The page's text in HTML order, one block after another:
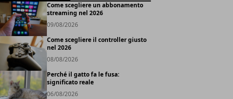
Come scegliere un abbonamento
streaming nel 2026
09/08/2026
Come scegliere il controller giusto
nel 2026
08/08/2026
Perché il gatto fa le fusa:
significato reale
06/08/2026